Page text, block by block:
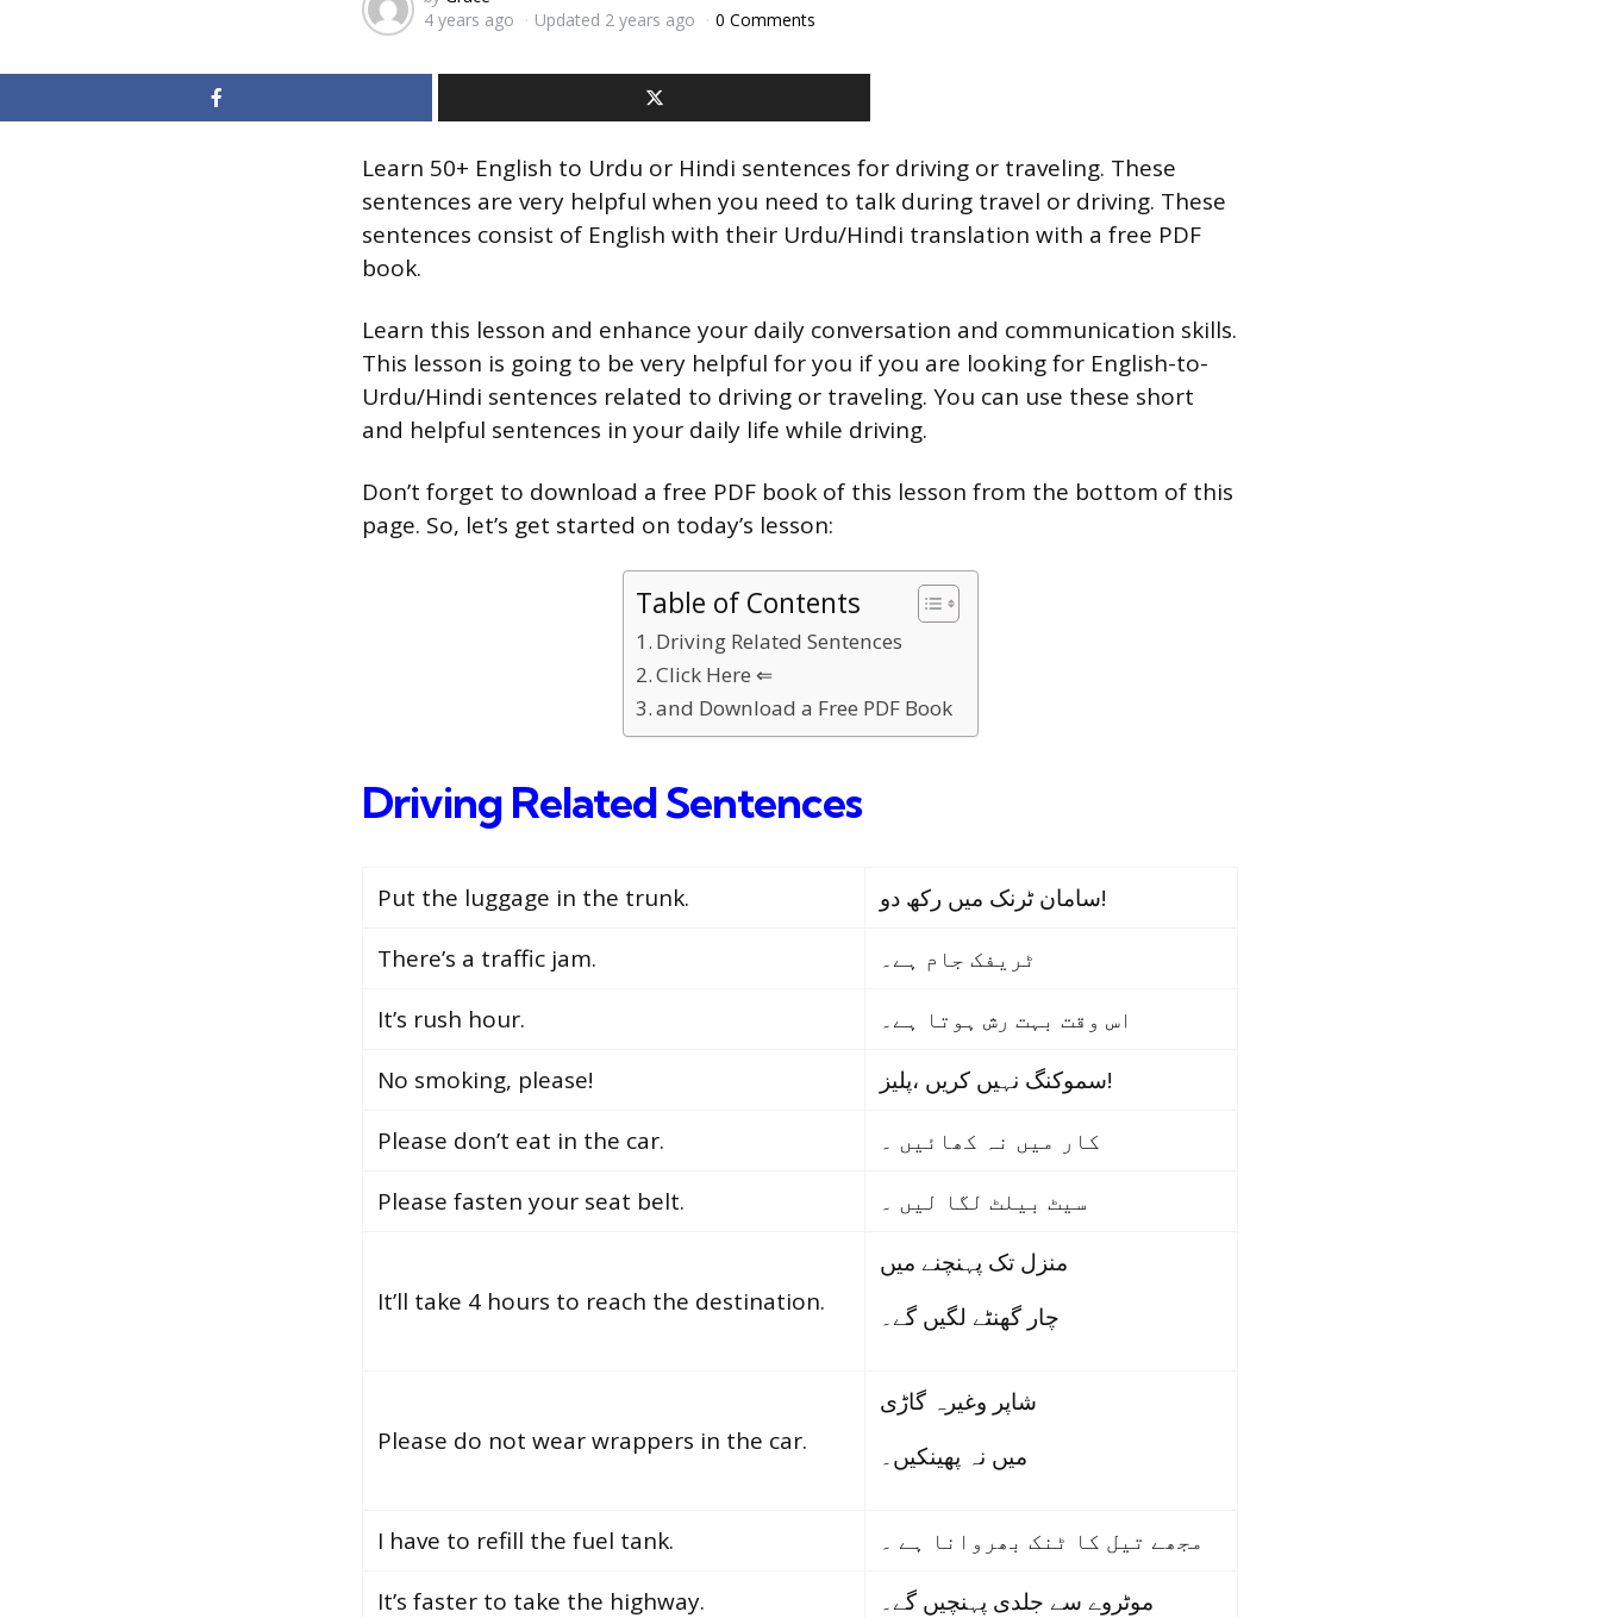
by
4 years ago
Updated 2 years ago 0 Comments
Learn 50+ English to Urdu or Hindi sentences for driving or traveling. These
sentences are very helpful when you need to talk during travel or driving. These
sentences consist of English with their Urdu/Hindi translation with a free PDF
book.
Learn this lesson and enhance your daily conversation and communication skills.
This lesson is going to be very helpful for you if you are looking for English-to-
Urdu/Hindi sentences related to driving or traveling. You can use these short
and helpful sentences in your daily life while driving.
Don’t forget to download a free PDF book of this lesson from the bottom of this
page. So, let’s get started on today’s lesson:
Table of Contents
Driving Related Sentences
Click Here ⇐
and Download a Free PDF Book
Driving Related Sentences
Put the luggage in the trunk.
سامان ٹرنک میں رکھ دو!
There’s a traffic jam.
ٹریفک جام ہے۔
It’s rush hour.
اس وقت بہت رش ہوتا ہے۔
No smoking, please!
سموکنگ نہیں کریں ،پلیز!
Please don’t eat in the car.
کار میں نہ کھائیں ۔
Please fasten your seat belt.
سیٹ بیلٹ لگا لیں ۔
It’ll take 4 hours to reach the destination.
منزل تک پہنچنے میں
چار گھنٹے لگیں گے۔
Please do not wear wrappers in the car.
شاپر وغیرہ گاڑی
میں نہ پھینکیں۔
I have to refill the fuel tank.
مجھے تیل کا ٹنک بھروانا ہے ۔
It’s faster to take the highway.
موٹروے سے جلدی پہنچیں گے۔